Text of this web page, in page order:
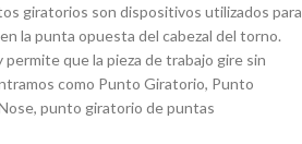
giratorios son dispositivos utilizados para
la punta opuesta del cabezal del torno.
que la pieza de trabajo gire sin
como Punto Giratorio, Punto
punto giratorio de puntas